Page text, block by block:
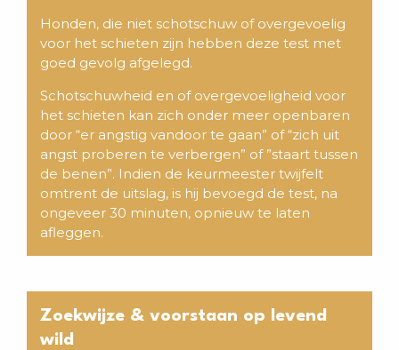
Honden, die niet schotschuw of overgevoelig
voor het schieten zijn hebben deze test met
goed gevolg afgelegd.
Schotschuwheid en of overgevoeligheid voor
het schieten kan zich onder meer openbaren
door “er angstig vandoor te gaan” of “zich uit
angst proberen te verbergen” of ”staart tussen
de benen”. Indien de keurmeester twijfelt
omtrent de uitslag, is hij bevoegd de test, na
ongeveer 30 minuten, opnieuw te laten
afleggen.
Zoekwijze & voorstaan op levend
wild